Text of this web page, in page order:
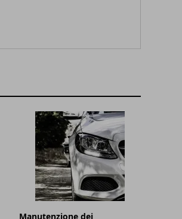
Manutenzione dei